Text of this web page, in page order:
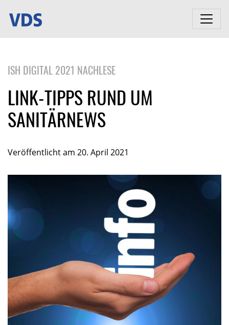
ISH DIGITAL 2021 NACHLESE
LINK-TIPPS RUND UM
SANITÄRNEWS
Veröffentlicht am 20. April 2021